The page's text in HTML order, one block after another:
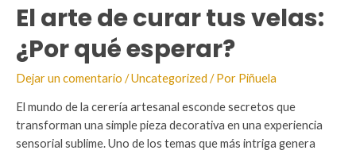
El arte de curar tus velas:
¿Por qué esperar?
Dejar un comentario /Uncategorized / Por Piñuela
El mundo de la cerería artesanal esconde secretos que
transforman una simple pieza decorativa en una experiencia
sensorial sublime. Uno de los temas que más intriga genera